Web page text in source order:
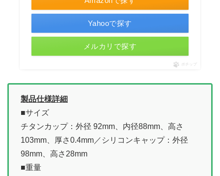
Yahooで探す
メルカリで探す
ポチップ
製品仕様詳細
■サイズ
チタンカップ：外径 92mm、内径88mm、高さ
103mm、厚さ0.4mm／シリコンキャップ：外径
98mm、高さ28mm
■重量